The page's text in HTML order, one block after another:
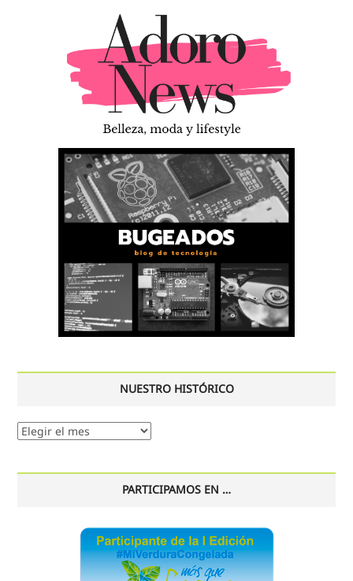
NUESTRO HISTÓRICO
Nuestro
PARTICIPAMOS EN …